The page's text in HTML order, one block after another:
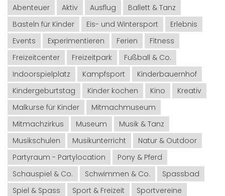
Abenteuer Aktiv Ausflug
Ballett & Tanz
Basteln für Kinder
Eis- und Wintersport
Erlebnis
Events
Experimentieren Ferien
Fitness
Freizeitcenter
Freizeitpark
Fußball & Co.
Indoorspielplatz
Kampfsport
Kinderbauernhof
Kindergeburtstag
Kinder kochen Kino
Kreativ
Malkurse für Kinder
Mitmachmuseum
Mitmachzirkus
Museum
Musik & Tanz
Musikschulen
Musikunterricht
Natur & Outdoor
Partyraum - Partylocation
Pony & Pferd
Schauspiel & Co.
Schwimmen & Co.
Spassbad
Spiel & Spass
Sport & Freizeit
Sportvereine